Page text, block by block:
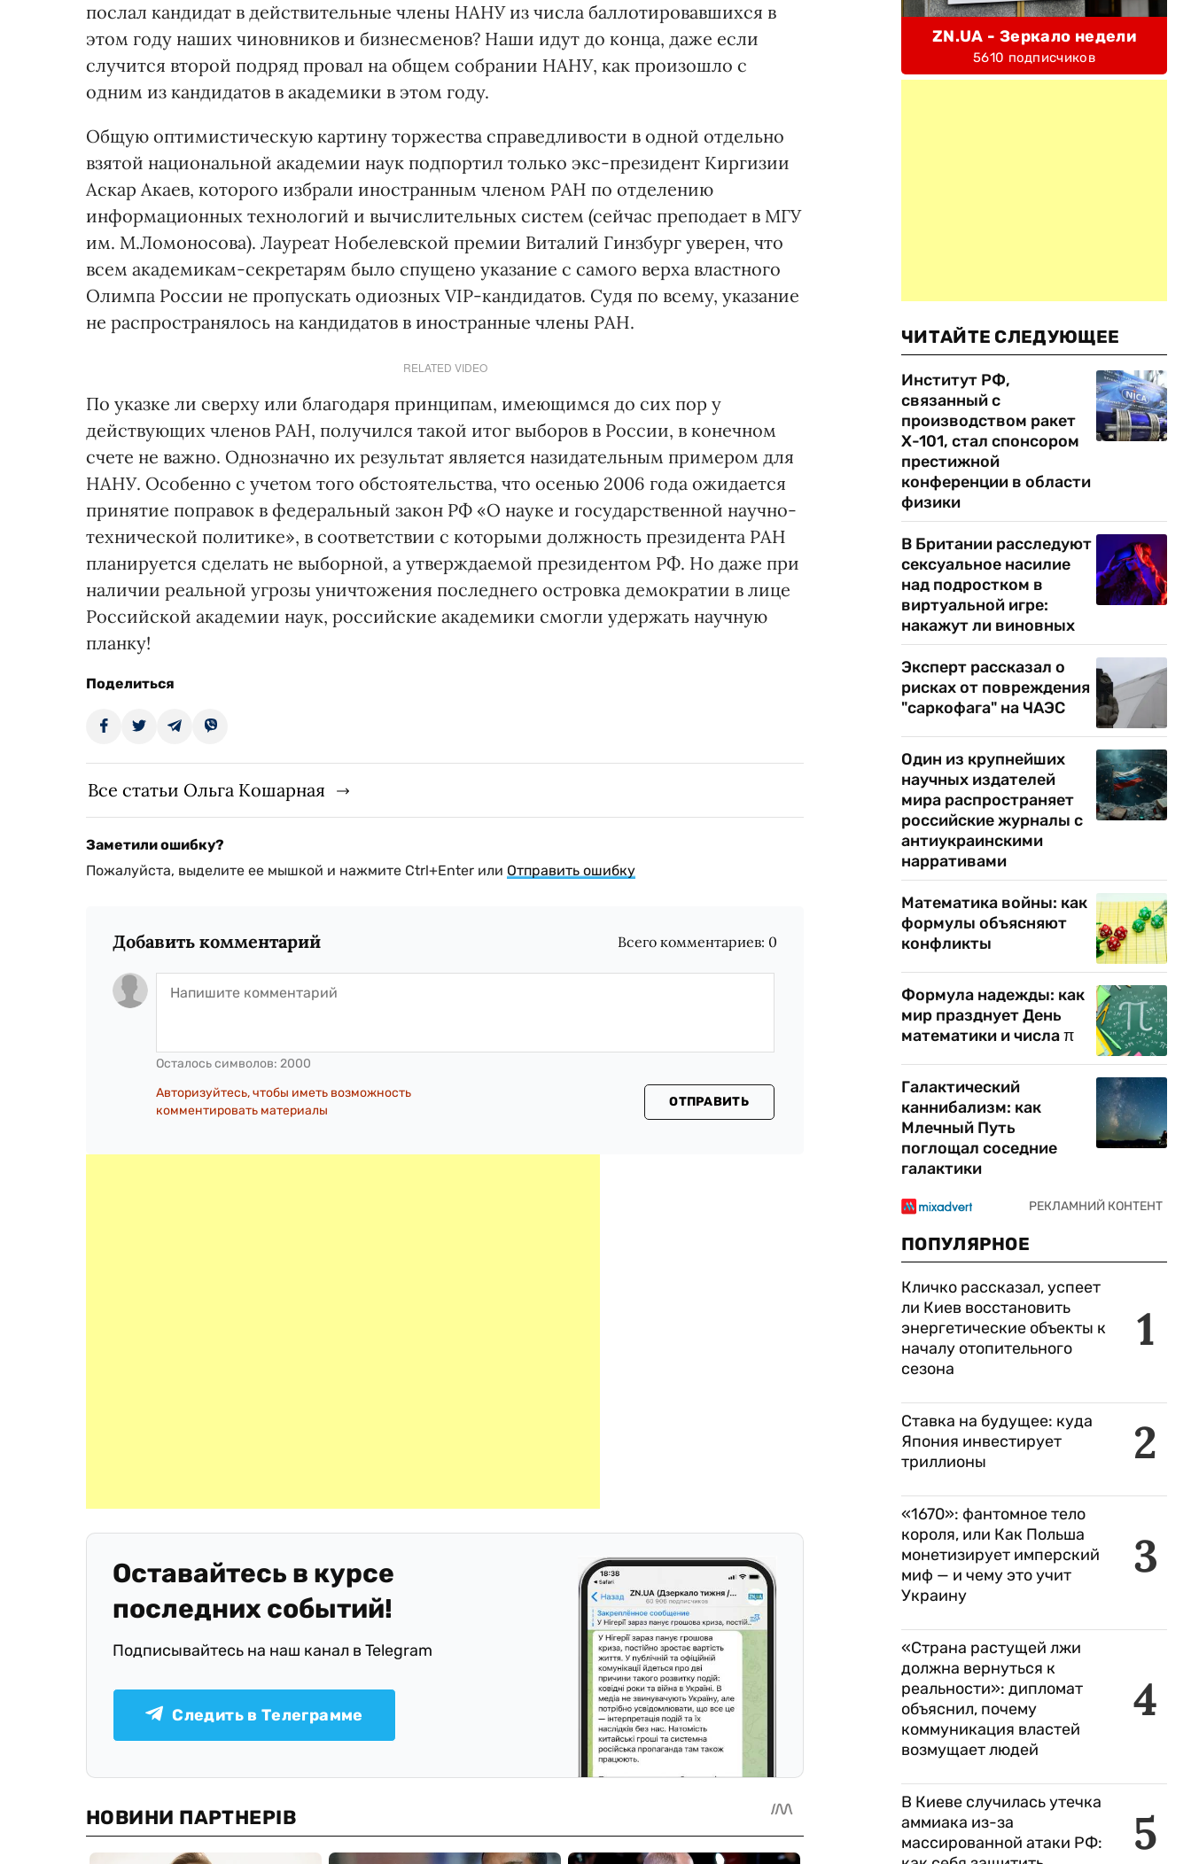
послал кандидат в действительные члены НАНУ из числа баллотировавшихся в
этом году наших чиновников и бизнесменов? Наши идут до конца, даже если
случится второй подряд провал на общем собрании НАНУ, как произошло с
одним из кандидатов в академики в этом году.
Общую оптимистическую картину торжества справедливости в одной отдельно
взятой национальной академии наук подпортил только экс-президент Киргизии
Аскар Акаев, которого избрали иностранным членом РАН по отделению
информационных технологий и вычислительных систем (сейчас преподает в МГУ
им. М.Ломоносова). Лауреат Нобелевской премии Виталий Гинзбург уверен, что
всем академикам-секретарям было спущено указание с самого верха властного
Олимпа России не пропускать одиозных VIP-кандидатов. Судя по всему, указание
не распространялось на кандидатов в иностранные члены РАН.
RELATED VIDEO
По указке ли сверху или благодаря принципам, имеющимся до сих пор у
действующих членов РАН, получился такой итог выборов в России, в конечном
счете не важно. Однозначно их результат является назидательным примером для
НАНУ. Особенно с учетом того обстоятельства, что осенью 2006 года ожидается
принятие поправок в федеральный закон РФ «О науке и государственной научно-
технической политике», в соответствии с которыми должность президента РАН
планируется сделать не выборной, а утверждаемой президентом РФ. Но даже при
наличии реальной угрозы уничтожения последнего островка демократии в лице
Российской академии наук, российские академики смогли удержать научную
планку!
Поделиться
Все статьи Ольга Кошарная
Заметили ошибку?
Пожалуйста, выделите ее мышкой и нажмите Ctrl+Enter или Отправить ошибку
Добавить комментарий Всего комментариев: 0
Осталось символов: 2000
Авторизуйтесь, чтобы иметь возможность
комментировать материалы
ОТПРАВИТЬ
Оставайтесь в курсе
последних событий!
Подписывайтесь на наш канал в Telegram
Следить в Телеграмме
ZN.UA - Зеркало недели
5610 подписчиков
ЧИТАЙТЕ СЛЕДУЮЩЕЕ
Институт РФ,
связанный с
производством ракет
Х-101, стал спонсором
престижной
конференции в области
физики
В Британии расследуют
сексуальное насилие
над подростком в
виртуальной игре:
накажут ли виновных
Эксперт рассказал о
рисках от повреждения
"саркофага" на ЧАЭС
Один из крупнейших
научных издателей
мира распространяет
российские журналы с
антиукраинскими
нарративами
Математика войны: как
формулы объясняют
конфликты
Формула надежды: как
мир празднует День
математики и числа π
Галактический
каннибализм: как
Млечный Путь
поглощал соседние
галактики
ПОПУЛЯРНОЕ
1
Кличко рассказал, успеет
ли Киев восстановить
энергетические объекты к
началу отопительного
сезона
2
Ставка на будущее: куда
Япония инвестирует
триллионы
3
«1670»: фантомное тело
короля, или Как Польша
монетизирует имперский
миф — и чему это учит
Украину
4
«Страна растущей лжи
должна вернуться к
реальности»: дипломат
объяснил, почему
коммуникация властей
возмущает людей
5
В Киеве случилась утечка
аммиака из-за
массированной атаки РФ: